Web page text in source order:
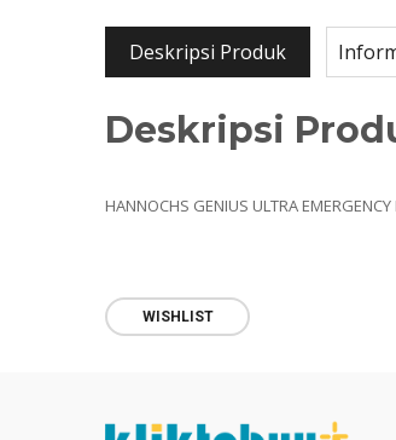
Deskripsi Produk
Deskripsi
HANNOCHS GENIUS ULTRA
WISHLIST